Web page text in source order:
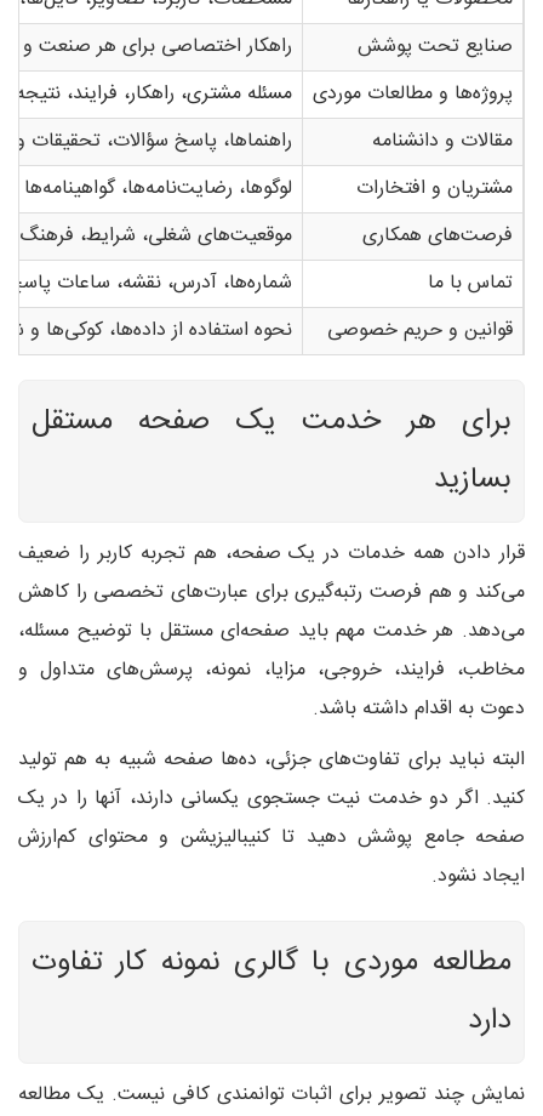
صنایع تحت پوشش
راهکار اختصاصی برای هر صنعت و
پروژه‌ها و مطالعات موردی
مسئله مشتری، راهکار، فرایند،
مقالات و دانشنامه
راهنماها، پاسخ سؤالات،
مشتریان و افتخارات
لوگوها، رضایت‌نامه‌ها،
فرصت‌های همکاری
موقعیت‌های شغلی، شرایط، فرهنگ
تماس با ما
شماره‌ها، آدرس، نقشه، ساعات
قوانین و حریم خصوصی
نحوه استفاده از داده‌ها، کوکی‌ها و
برای هر خدمت یک صفحه مستقل
بسازید
قرار دادن همه خدمات در یک صفحه، هم تجربه کاربر را ضعیف
می‌کند و هم فرصت رتبه‌گیری برای عبارت‌های تخصصی را کاهش
می‌دهد. هر خدمت مهم باید صفحه‌ای مستقل با توضیح مسئله،
مخاطب، فرایند، خروجی، مزایا، نمونه، پرسش‌های متداول و
دعوت به اقدام داشته باشد.
البته نباید برای تفاوت‌های جزئی، ده‌ها صفحه شبیه به هم تولید
کنید. اگر دو خدمت نیت جستجوی یکسانی دارند، آنها را در یک
صفحه جامع پوشش دهید تا کنیبالیزیشن و محتوای کم‌ارزش
ایجاد نشود.
مطالعه موردی با گالری نمونه کار تفاوت
دارد
نمایش چند تصویر برای اثبات توانمندی کافی نیست. یک مطالعه